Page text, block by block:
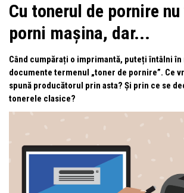
Cu tonerul de pornire
porni mașina, dar...
Când cumpărați o imprimantă, puteți întâlni în
documente termenul „toner de pornire”. Ce
spună producătorul prin asta? Și prin ce se
tonerele clasice?